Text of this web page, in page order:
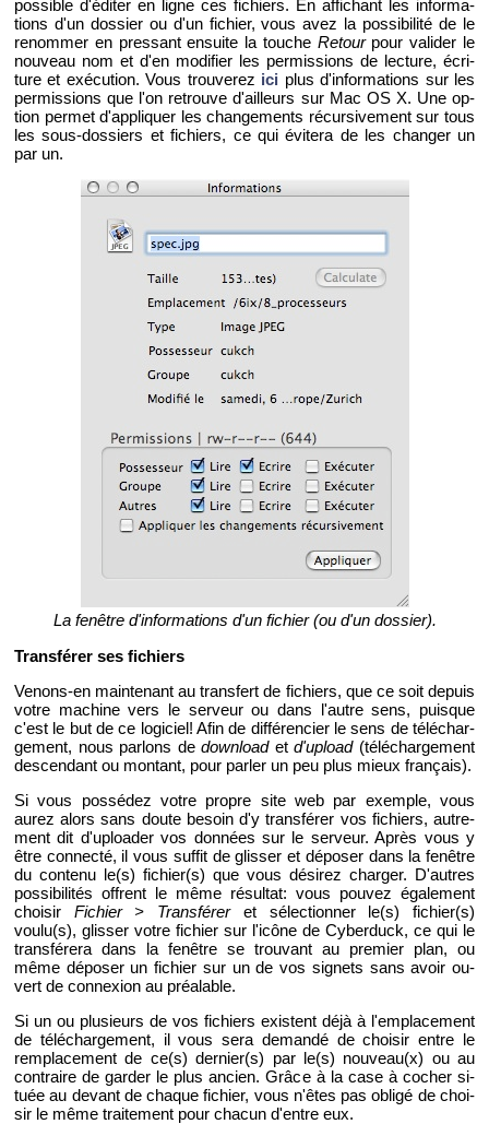
pos­sible d'édi­ter en ligne ces fi­chiers. En af­fi­chant les in­for­ma­
tions d'un dos­sier ou d'un fi­chier, vous avez la pos­si­bi­lité de le
re­nom­mer en pres­sant en­suite la touche Re­tourpour va­li­der le
nou­veau nom et d'en mo­di­fier les per­mis­sions de lec­ture, écri­
ture et exé­cu­tion. Vous trou­ve­rez ici plus d'in­for­ma­tions sur les
per­mis­sions que l'on re­trouve d'ailleurs sur Mac OS X. Une op­
tion per­met d'ap­pli­quer les chan­ge­ments ré­cur­si­ve­ment sur tous
les sous-dos­siers et fi­chiers, ce qui évi­tera de les chan­ger un
par un.
La fe­nêtre d'in­for­ma­tions d'un fi­chier (ou d'un dos­sier).
Trans­fé­rer ses fi­chiers
Ve­nons-en main­te­nant au trans­fert de fi­chiers, que ce soit de­puis
votre ma­chine vers le ser­veur ou dans l'autre sens, puisque
c'est le but de ce lo­gi­ciel! Afin de dif­fé­ren­cier le sens de té­lé­char­
ge­ment, nous par­lons dedown­loadetd'upload(té­lé­char­ge­ment
des­cen­dant ou mon­tant, pour par­ler un peu plus mieux fran­çais).
Si vous pos­sé­dez votre propre site web par exemple, vous
aurez alors sans doute be­soin d'y trans­fé­rer vos fi­chiers, au­tre­
ment dit d'uploa­der vos don­nées sur le ser­veur. Après vous y
être connecté, il vous suf­fit de glis­ser et dé­po­ser dans la fe­nêtre
du contenu le(s) fi­chier(s) que vous dé­si­rez char­ger. D'autres
pos­si­bi­li­tés offrent le même ré­sul­tat: vous pou­vez éga­le­ment
choi­sir Fi­chier > Trans­fé­reret sé­lec­tion­ner le(s) fi­chier(s)
voulu(s), glis­ser votre fi­chier sur l'icône de Cy­ber­duck, ce qui le
trans­fé­rera dans la fe­nêtre se trou­vant au pre­mier plan, ou
même dé­po­ser un fi­chier sur un de vos si­gnets sans avoir ou­
vert de connexion au préa­lable.
Si un ou plu­sieurs de vos fi­chiers existent déjà à l'em­pla­ce­ment
de té­lé­char­ge­ment, il vous sera de­mandé de choi­sir entre le
rem­pla­ce­ment de ce(s) der­nier(s) par le(s) nou­veau(x) ou au
contraire de gar­der le plus an­cien. Grâce à la case à co­cher si­
tuée au de­vant de chaque fi­chier, vous n'êtes pas obligé de choi­
sir le même trai­te­ment pour cha­cun d'entre eux.